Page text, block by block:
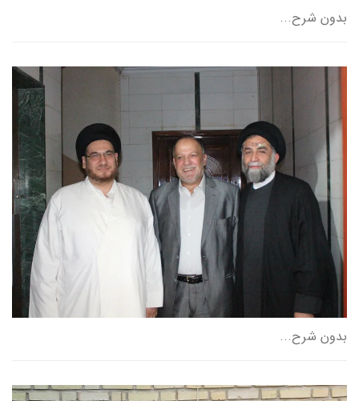
بدون شرح...
بدون شرح...